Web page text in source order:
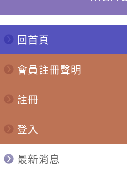
回首頁
會員註冊聲明
註冊
登入
最新消息